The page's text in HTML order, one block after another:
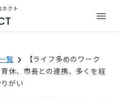
ネクト
覧
【ライフ多めのワーク
休、市長との連携、多くを経
がい